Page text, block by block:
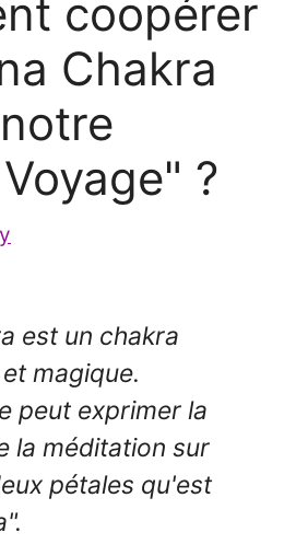
coopérer
Chakra
?
est un chakra
magique.
peut exprimer la
la méditation sur
pétales qu'est